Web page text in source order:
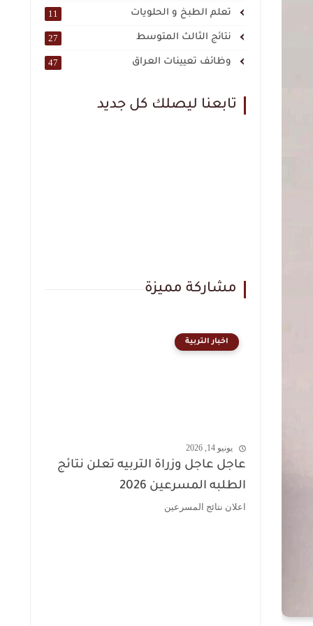
تعلم الطبخ و الحلويات 11
نتائج الثالث المتوسط 27
وظائف تعيينات العراق 47
تابعنا ليصلك كل جديد
مشاركة مميزة
اخبار التربية
يونيو 14, 2026
عاجل عاجل وزراة التربيه تعلن نتائج
الطلبه المسرعين 2026
اعلان نتائج المسرعين